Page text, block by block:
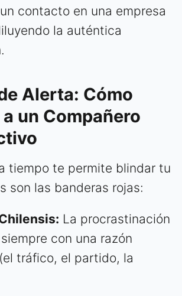
contacto en una empresa
la auténtica
Alerta: Cómo
un Compañero
tiempo te permite blindar tu
son las banderas rojas:
La procrastinación
con una razón
tráfico, el partido, la